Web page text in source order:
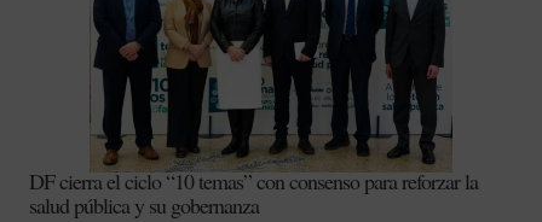
DF cierra el ciclo “10 temas” con consenso para reforzar la
salud pública y su gobernanza